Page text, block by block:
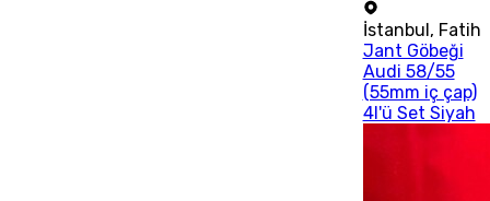
İstanbul, Fatih
Jant Göbeği
Audi 58/55
(55mm iç çap)
4l'ü Set Siyah